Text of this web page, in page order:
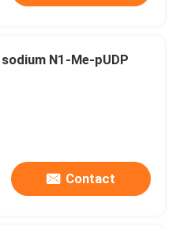
N1-Me-pUDP
Contact